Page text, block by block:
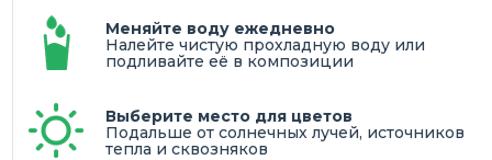
Меняйте воду ежедневно
Налейте чистую прохладную воду или
подливайте её в композиции
Выберите место для цветов
Подальше от солнечных лучей, источников
тепла и сквозняков